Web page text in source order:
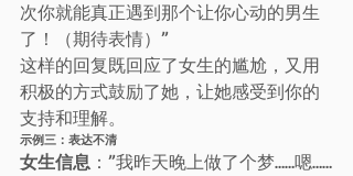
次你就能真正遇到那个让你心动的男生
了！（期待表情）”
这样的回复既回应了女生的尴尬，又用
积极的方式鼓励了她，让她感受到你的
支持和理解。
示例三：表达不清
女生信息 ：”我昨天晚上做了个梦……嗯……